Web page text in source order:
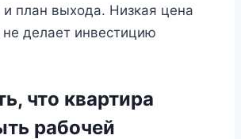
план выхода. Низкая цена
делает инвестицию
что квартира
рабочей